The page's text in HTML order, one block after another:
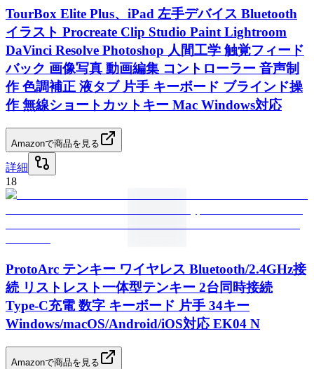
TourBox Elite Plus、iPad 左手デバイス Bluetooth
イラスト Procreate Clip Studio Paint Lightroom
DaVinci Resolve Photoshop 人間工学 触覚フィード
バック 画像写真 動画編集 コントローラー 音声制
作 色調補正 液タブ 片手 キーボード ブラインド操
作 無線ショートカットキー Mac Windows対応
Amazonで商品を見る
詳細
18
ProtoArc テンキー ワイヤレス Bluetooth/2.4GHz接
続 リストレスト一体型テンキー 2台同時接続
Type-C充電 数字 キーボード 片手 34キー
Windows/macOS/Android/iOS対応 EK04 N
Amazonで商品を見る